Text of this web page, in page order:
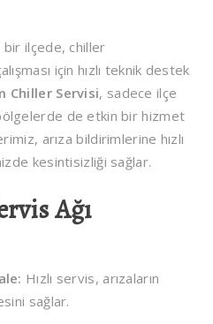
bir ilçede, chiller
için hızlı teknik destek
Chiller Servisi, sadece ilçe
de etkin bir hizmet
arıza bildirimlerine hızlı
kesintisizliği sağlar.
Ağı
Hızlı servis, arızaların
sağlar.